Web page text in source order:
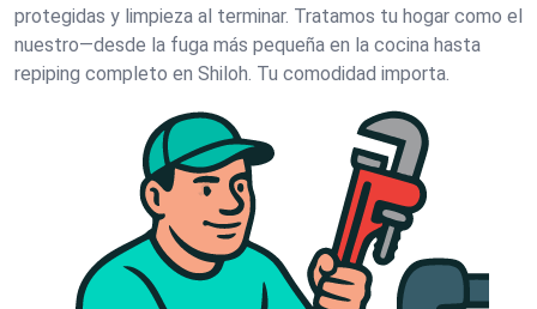
protegidas y limpieza al terminar. Tratamos tu hogar como el
nuestro—desde la fuga más pequeña en la cocina hasta
repiping completo en Shiloh. Tu comodidad importa.